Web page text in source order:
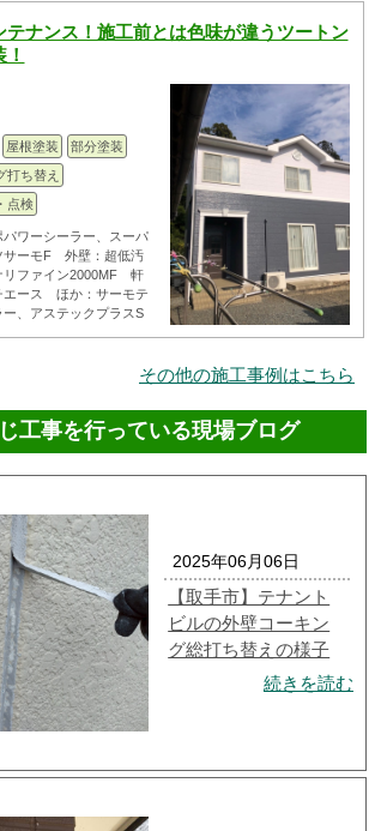
テナンス！施工前とは色味が違うツートン
屋根塗装
部分塗装
打ち替え
点検
パワーシーラー、スーパ
サーモF 外壁：超低汚
リファイン2000MF 軒
エース ほか：サーモテ
ー、アステックプラスS
その他の施工事例はこちら
工事を行っている現場ブログ
2025年06月06日
【取手市】テナント
ビルの外壁コーキン
グ総打ち替えの様子
続きを読む